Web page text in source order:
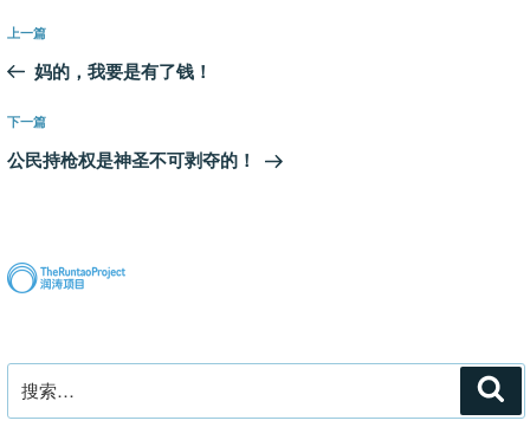
文
导
航
上
一
文
章
上一篇
妈的，我要是有了钱！
下
一
下一篇
公民持枪权是神圣不可剥夺的！
索：